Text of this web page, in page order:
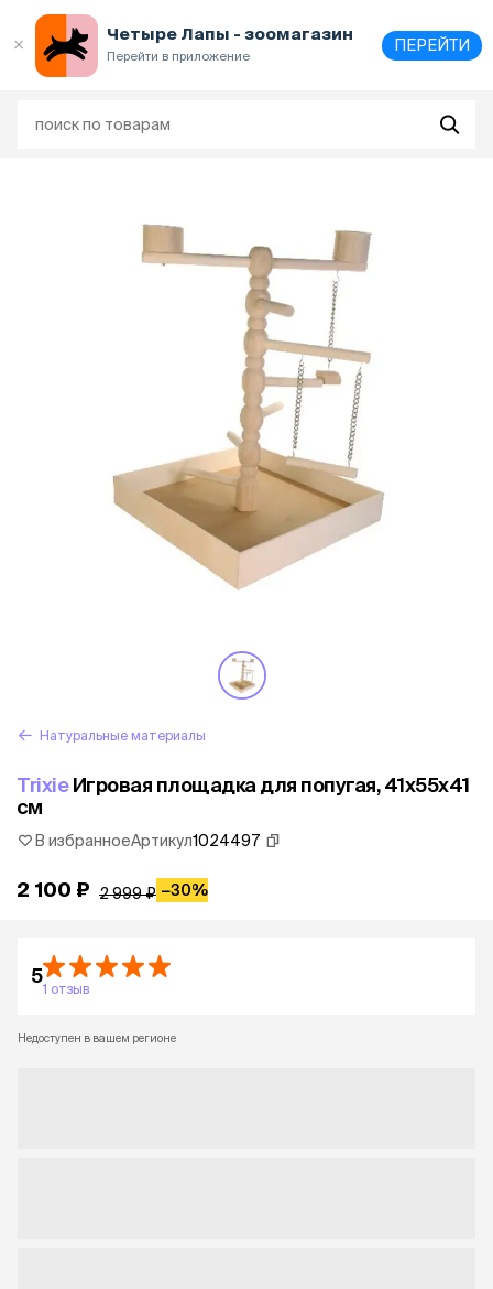
Четыре Лапы - зоомагазин
Перейти в приложение
ПЕРЕЙТИ
Натуральные материалы
TrixieИгровая площадка для попугая, 41х55х41
см
В избранноеАртикул1024497
2 100 ₽ 2 999 ₽ −30%
5
1 отзыв
Недоступен в вашем регионе